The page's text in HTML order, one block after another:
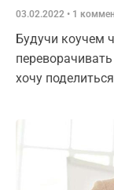
03.02.2022 1
Будучи коучем
хочу